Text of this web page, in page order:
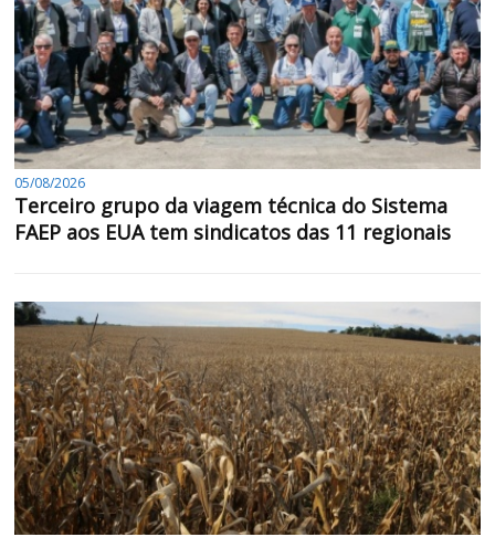
05/08/2026
Terceiro grupo da viagem técnica do Sistema
FAEP aos EUA tem sindicatos das 11 regionais